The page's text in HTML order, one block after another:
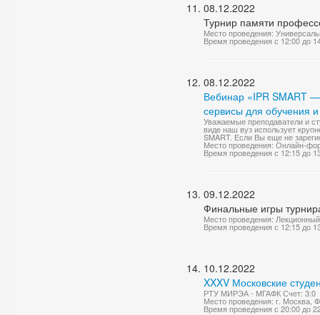
08.12.2022
Турнир памяти
Место проведения:
Время проведения с 12:00 до
08.12.2022
Вебинар «IPR SMART
сервисы для обучения
Уважаемые преподаватели и
виде наш вуз использует
SMART. Если Вы еще не
Место проведения: Онлайн-
Время проведения с 12:15 до
09.12.2022
Финальные игры
Место проведения:
Время проведения с 12:15 до
10.12.2022
XXXV Московские
РТУ МИРЭА - МГАФК Счет: 3:0
Место проведения: г.
Время проведения с 20:00 до